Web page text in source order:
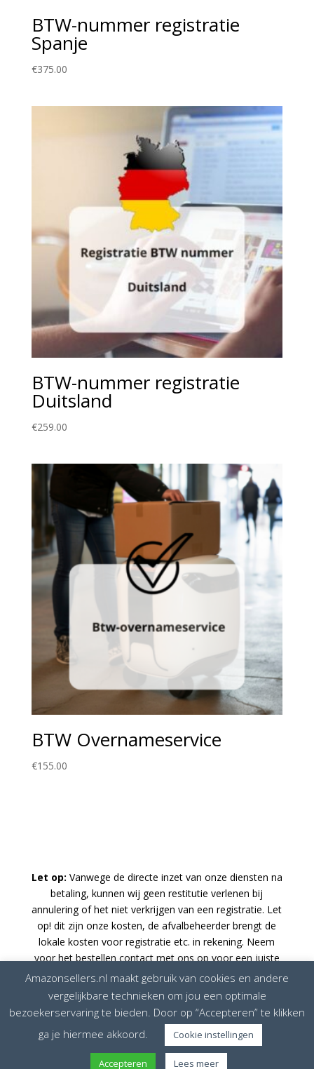
BTW-nummer registratie
Spanje
€375.00
BTW-nummer registratie
Duitsland
€259.00
BTW Overnameservice
€155.00
Let op: Vanwege de directe inzet van onze diensten na
betaling, kunnen wij geen restitutie verlenen bij
annulering of het niet verkrijgen van een registratie. Let
op! dit zijn onze kosten, de afvalbeheerder brengt de
lokale kosten voor registratie etc. in rekening. Neem
voor het bestellen contact met ons op voor een juiste
prijsopgaaf.
Bij twijfel neem contact op. Op al onze dienstverlening
zijn onze algemene voorwaarden en service
voorwaarden van toepassing.
Amazonsellers.nl maakt gebruik van cookies en andere
vergelijkbare technieken om jou een optimale
bezoekerservaring te bieden. Door op “Accepteren” te klikken
ga je hiermee akkoord.
Cookie instellingen
Accepteren Lees meer